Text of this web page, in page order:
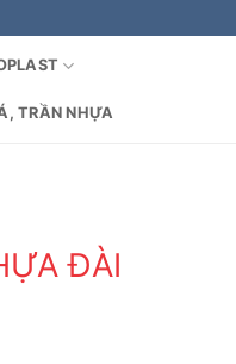
TRẦN NHỰA
ĐÀI